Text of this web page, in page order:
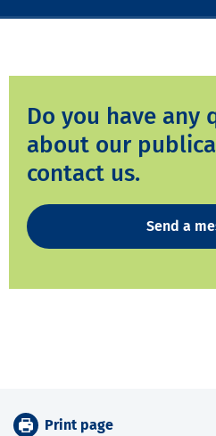
Do you have any
about our
contact us.
Send a
Print page